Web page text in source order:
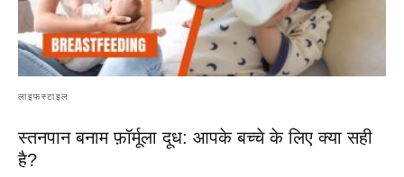
लाइफस्टाइल
स्तनपान बनाम फ़ॉर्मूला दूध: आपके बच्चे के लिए क्या सही
है?